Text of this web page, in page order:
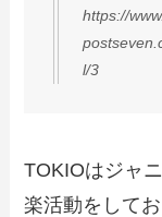
https://
l/3
TOKIOはジャ
楽活動をして